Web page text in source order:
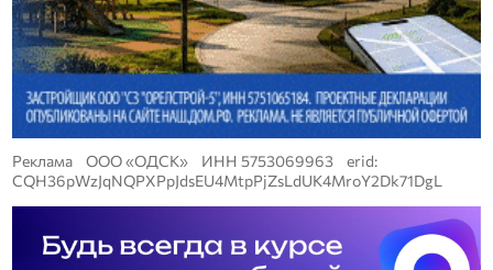
Реклама ООО «ОДСК» ИНН 5753069963 erid:
CQH36pWzJqNQPXPpJdsEU4MtpPjZsLdUK4MroY2Dk71DgL